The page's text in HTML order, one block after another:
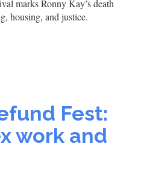
marks Ronny Kay’s death
housing, and justice.
Fest:
work and